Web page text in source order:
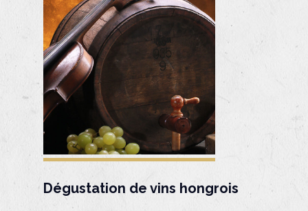
Dégustation de vins hongrois